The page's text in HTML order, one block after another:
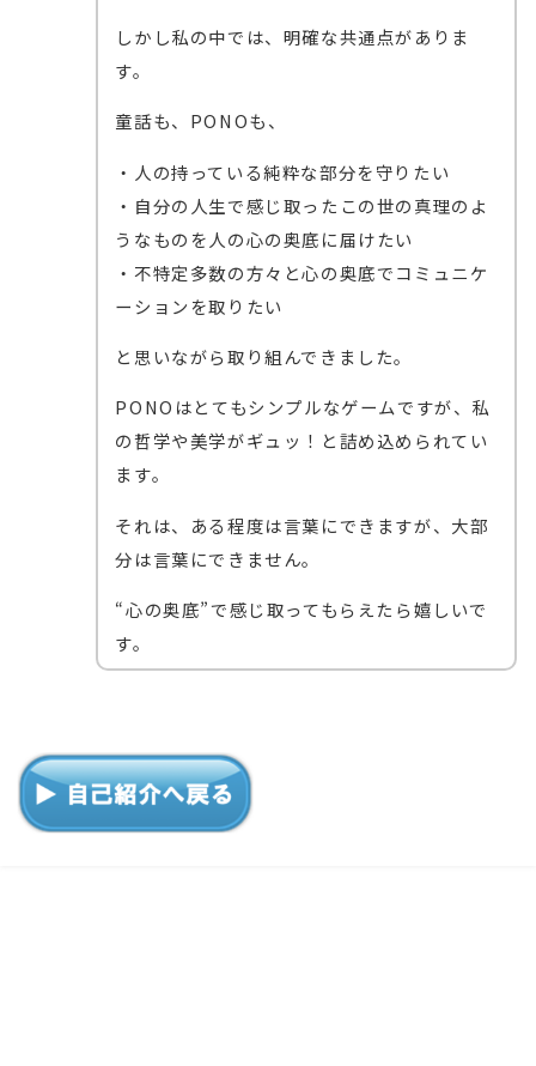
しかし私の中では、明確な共通点がありま
す。
童話も、PONOも、
・人の持っている純粋な部分を守りたい
・自分の人生で感じ取ったこの世の真理のよ
うなものを人の心の奥底に届けたい
・不特定多数の方々と心の奥底でコミュニケ
ーションを取りたい
と思いながら取り組んできました。
PONOはとてもシンプルなゲームですが、私
の哲学や美学がギュッ！と詰め込められてい
ます。
それは、ある程度は言葉にできますが、大部
分は言葉にできません。
“心の奥底”で感じ取ってもらえたら嬉しいで
す。